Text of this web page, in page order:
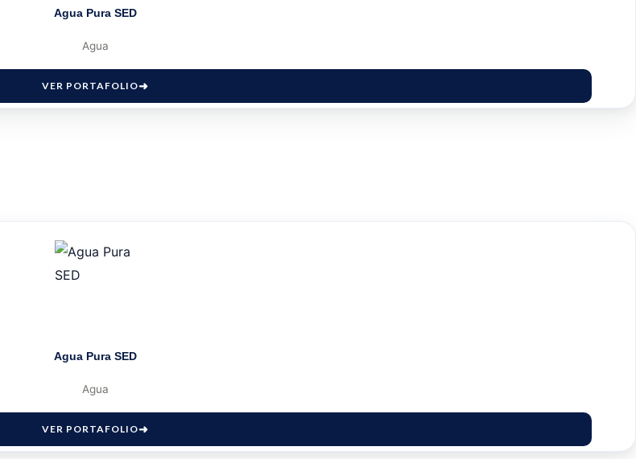
Agua Pura SED
Agua
VER PORTAFOLIO
Agua Pura SED
Agua
VER PORTAFOLIO